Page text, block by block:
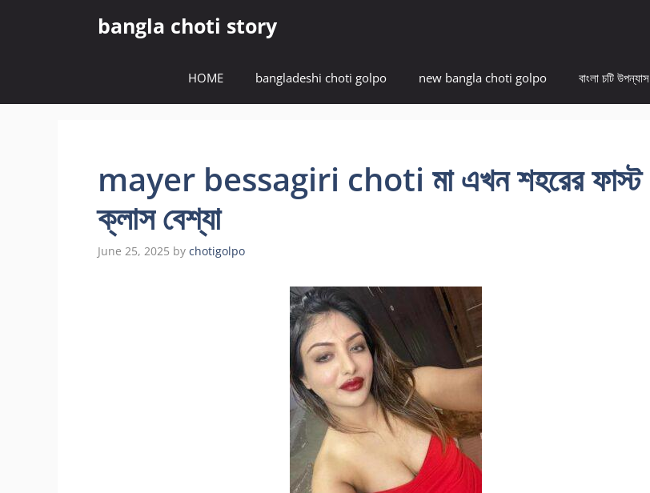
bangla choti story
HOME bangladeshi choti golpo new bangla choti golpo বাংলা চটি উপন্যাস
mayer bessagiri choti মা এখন শহরের ফাস্ট
ক্লাস বেশ্যা
June 25, 2025 by chotigolpo